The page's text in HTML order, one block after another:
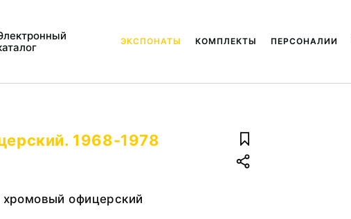
ЭКСПОНАТЫ КОМПЛЕКТЫ ПЕРСОНАЛИИ
1968-1978
хромовый офицерский